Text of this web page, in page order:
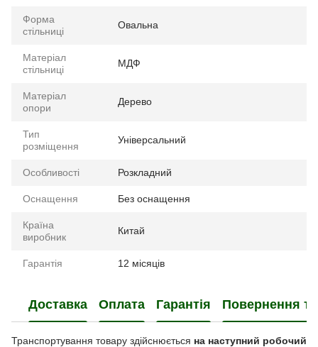
Форма
стільниці
Овальна
Матеріал
стільниці
МДФ
Матеріал
опори
Дерево
Тип
розміщення
Універсальний
Особливості Розкладний
Оснащення Без оснащення
Країна
виробник
Китай
Гарантія 12 місяців
Доставка Оплата Гарантія Повернення
Транспортування товару здійснюється на наступний робочий